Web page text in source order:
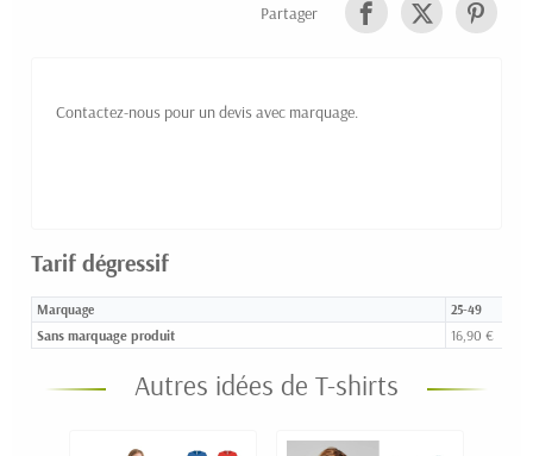
Partager
Contactez-nous pour un devis avec marquage.
Tarif dégressif
Marquage 25-49
Sans marquage produit 16,90 €
Autres idées de T-shirts